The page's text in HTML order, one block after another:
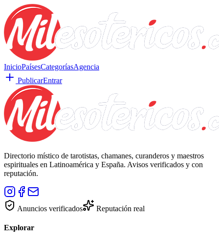
InicioPaísesCategoríasAgencia
PublicarEntrar
Directorio místico de tarotistas, chamanes, curanderos y maestros
espirituales en Latinoamérica y España. Avisos verificados y con
reputación.
Anuncios verificados Reputación real
Explorar